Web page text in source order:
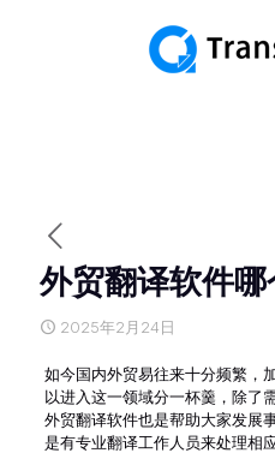
外贸翻译软件哪
2025年2月24日
如今国内外贸易往来十分频繁，
以进入这一领域分一杯羹，除了
外贸翻译软件也是帮助大家发展
是有专业翻译工作人员来处理相